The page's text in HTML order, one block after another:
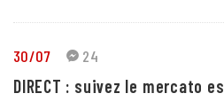
30/07 24
DIRECT : suivez le mercato